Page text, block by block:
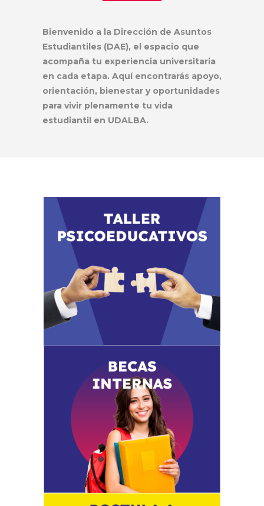
Bienvenido a la Dirección de Asuntos
Estudiantiles (DAE), el espacio que
acompaña tu experiencia universitaria
en cada etapa. Aquí encontrarás apoyo,
orientación, bienestar y oportunidades
para vivir plenamente tu vida
estudiantil en UDALBA.